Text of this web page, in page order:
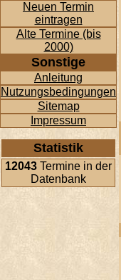
Neuen Termin
eintragen
Alte Termine (bis
2000)
Sonstige
Anleitung
Nutzungsbedingungen
Sitemap
Impressum
Statistik
12043 Termine in der
Datenbank